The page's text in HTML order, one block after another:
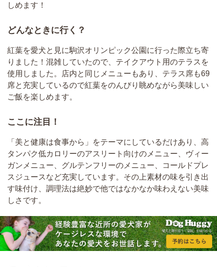
しめます！
どんなときに行く？
紅葉を愛犬と見に駒沢オリンピック公園に行った際立ち寄
りました！混雑していたので、テイクアウト用のテラスを
使用しました。店内と同じメニューもあり、テラス席も69
席と充実しているので紅葉をのんびり眺めながら美味しい
ご飯を楽しめます。
ここに注目！
「美と健康は食事から」をテーマにしているだけあり、高
タンパク低カロリーのアスリート向けのメニュー、ヴィー
ガンメニュー、グルテンフリーのメニュー、コールドプレ
スジュースなど充実しています。その上素材の味を引き出
す味付け、調理法は絶妙で他ではなかなか味わえない美味
しさです。